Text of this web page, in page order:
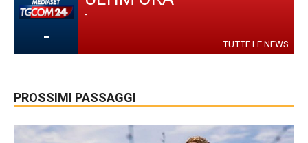
-
-
TUTTE LE NEWS
PROSSIMI PASSAGGI